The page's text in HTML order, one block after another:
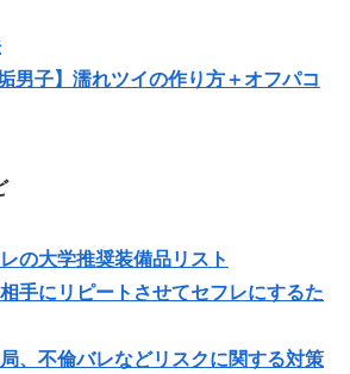
男子】濡れツイの作り方＋オフパコ
の大学推奨装備品リスト
手にリピートさせてセフレにするた
、不倫バレなどリスクに関する対策